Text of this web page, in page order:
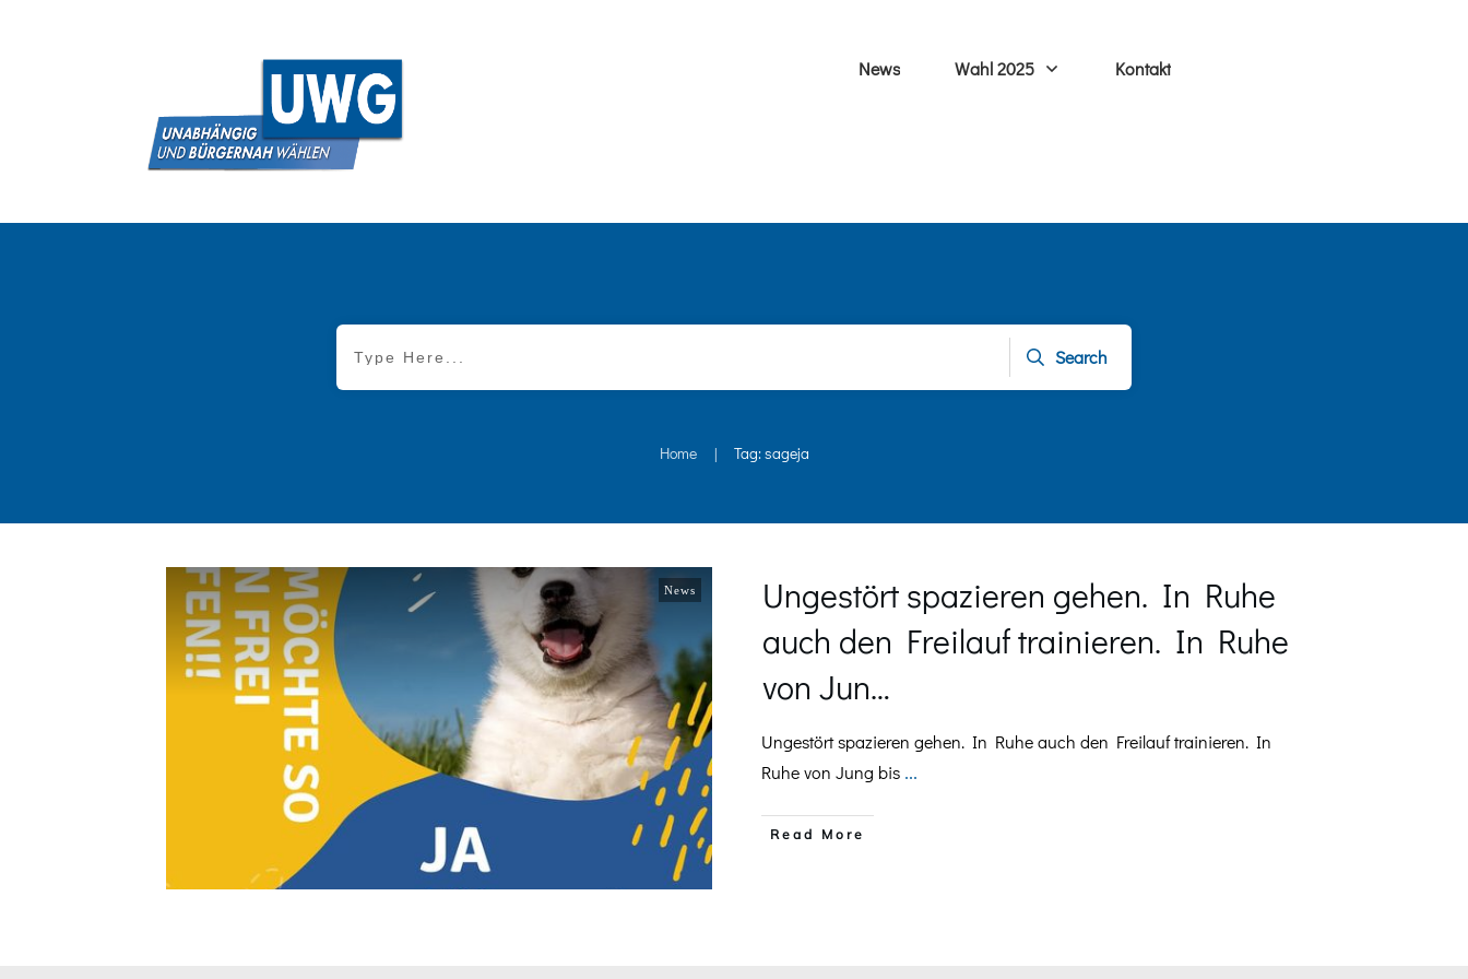
News Wahl 2025 Kontakt
Search
Home | Tag: sageja
News
Ungestört spazieren gehen. In Ruhe
auch den Freilauf trainieren. In Ruhe
von Jun…
Ungestört spazieren gehen. In Ruhe auch den Freilauf trainieren. In
Ruhe von Jung bis ...
​Read More